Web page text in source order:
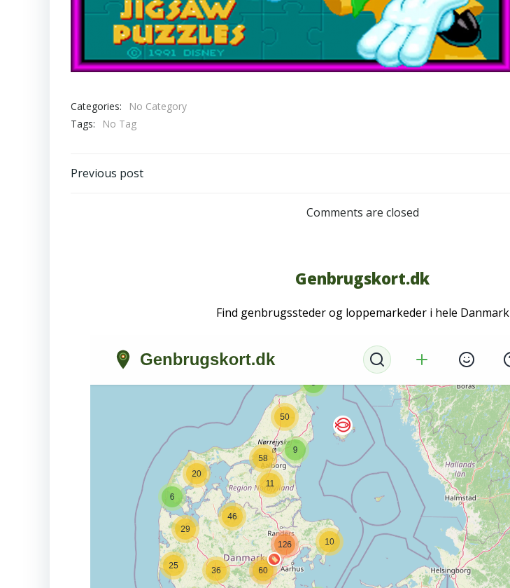
Categories:
No Category
Tags:
No Tag
Post
Previous post
Comments are closed
Genbrugskort.dk
Find genbrugssteder og loppemarkeder i hele Danmark